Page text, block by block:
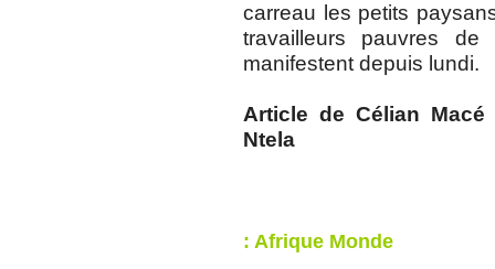
carreau les petits
travailleurs pauvres
manifestent depuis lundi.
Article de Célian
Ntela
: Afrique Monde